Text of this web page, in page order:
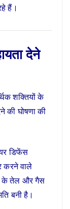
हैं।
देने
शक्तियों के
की घोषणा की
डिफेंस
करने वाले
के तेल और गैस
बनी है।